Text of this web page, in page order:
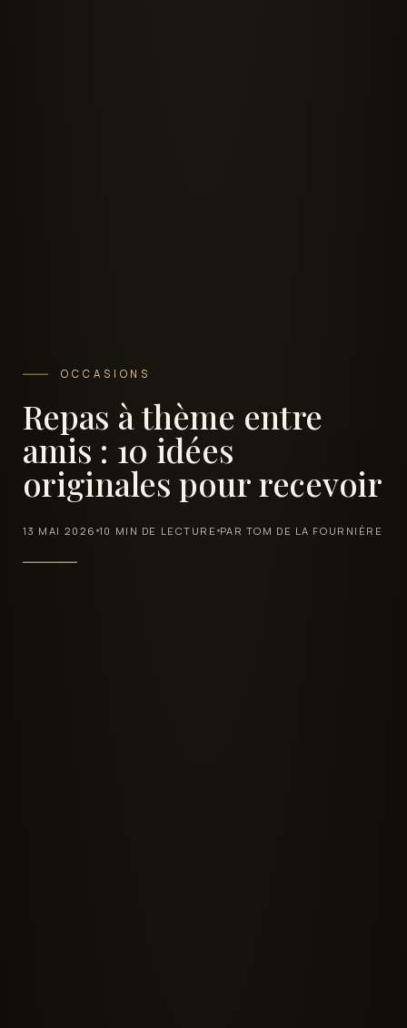
OCCASIONS
Repas à thème entre
amis : 10 idées
originales pour recevoir
13 MAI 2026 10 MIN DE LECTURE PAR TOM DE LA FOURNIÈRE